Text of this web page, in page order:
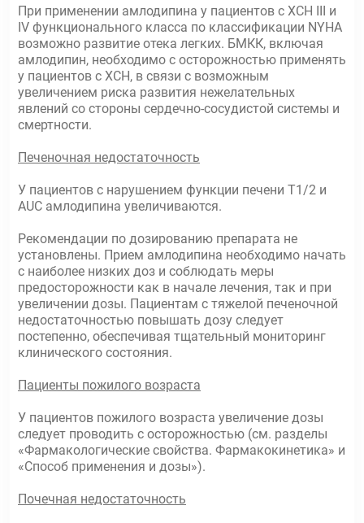
При применении амлодипина у пациентов с ХСН III и
IV функционального класса по классификации NYHA
возможно развитие отека легких. БМКК, включая
амлодипин, необходимо с осторожностью применять
у пациентов с ХСН, в связи с возможным
увеличением риска развития нежелательных
явлений со стороны сердечно-сосудистой системы и
смертности.
Печеночная недостаточность
У пациентов с нарушением функции печени T1/2 и
AUC амлодипина увеличиваются.
Рекомендации по дозированию препарата не
установлены. Прием амлодипина необходимо начать
с наиболее низких доз и соблюдать меры
предосторожности как в начале лечения, так и при
увеличении дозы. Пациентам с тяжелой печеночной
недостаточностью повышать дозу следует
постепенно, обеспечивая тщательный мониторинг
клинического состояния.
Пациенты пожилого возраста
У пациентов пожилого возраста увеличение дозы
следует проводить с осторожностью (см. разделы
«Фармакологические свойства. Фармакокинетика» и
«Способ применения и дозы»).
Почечная недостаточность